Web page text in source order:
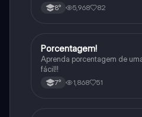
8° 5,968 82
Matematica
Porcentagem!
Aprenda porcentagem de
fácil!!
7° 1,868 51